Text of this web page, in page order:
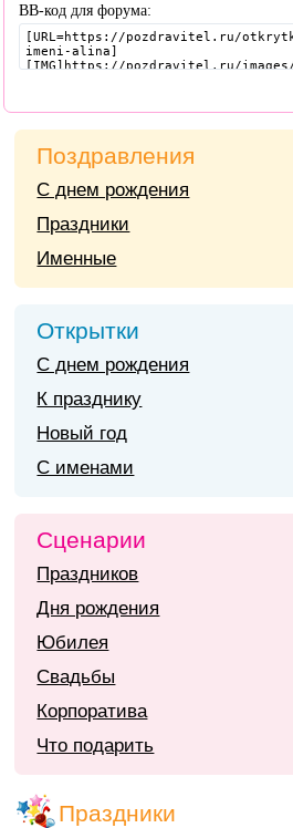
BB-код для форума:
Поздравления
С днем рождения
Праздники
Именные
Открытки
С днем рождения
К празднику
Новый год
С именами
Сценарии
Праздников
Дня рождения
Юбилея
Свадьбы
Корпоратива
Что подарить
Праздники